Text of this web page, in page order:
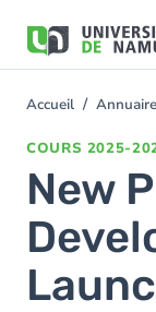
contenu
You
Accueil
COURS 2025-
New